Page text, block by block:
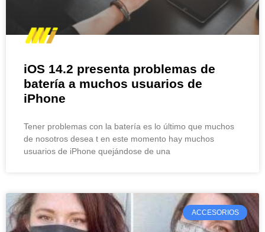
iOS 14.2 presenta problemas de
batería a muchos usuarios de
iPhone
Tener problemas con la batería es lo último que muchos
de nosotros desea t en este momento hay muchos
usuarios de iPhone quejándose de una
ACCESORIOS